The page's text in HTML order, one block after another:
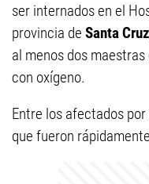
ser internados en el
provincia de Santa
al menos dos
con oxígeno.
Entre los afectados
que fueron